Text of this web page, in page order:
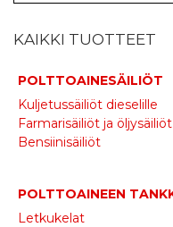
KAIKKI TUOTTEET
POLTTOAINESÄILIÖT
Kuljetussäiliöt dieselille
Farmarisäiliöt ja öljysäiliöt
Bensiinisäiliöt
POLTTOAINEEN
Letkukelat